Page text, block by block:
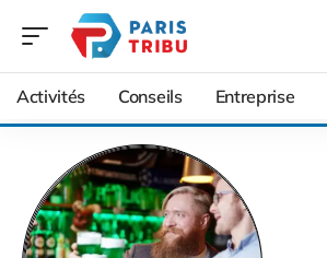
Activités Conseils Entreprise